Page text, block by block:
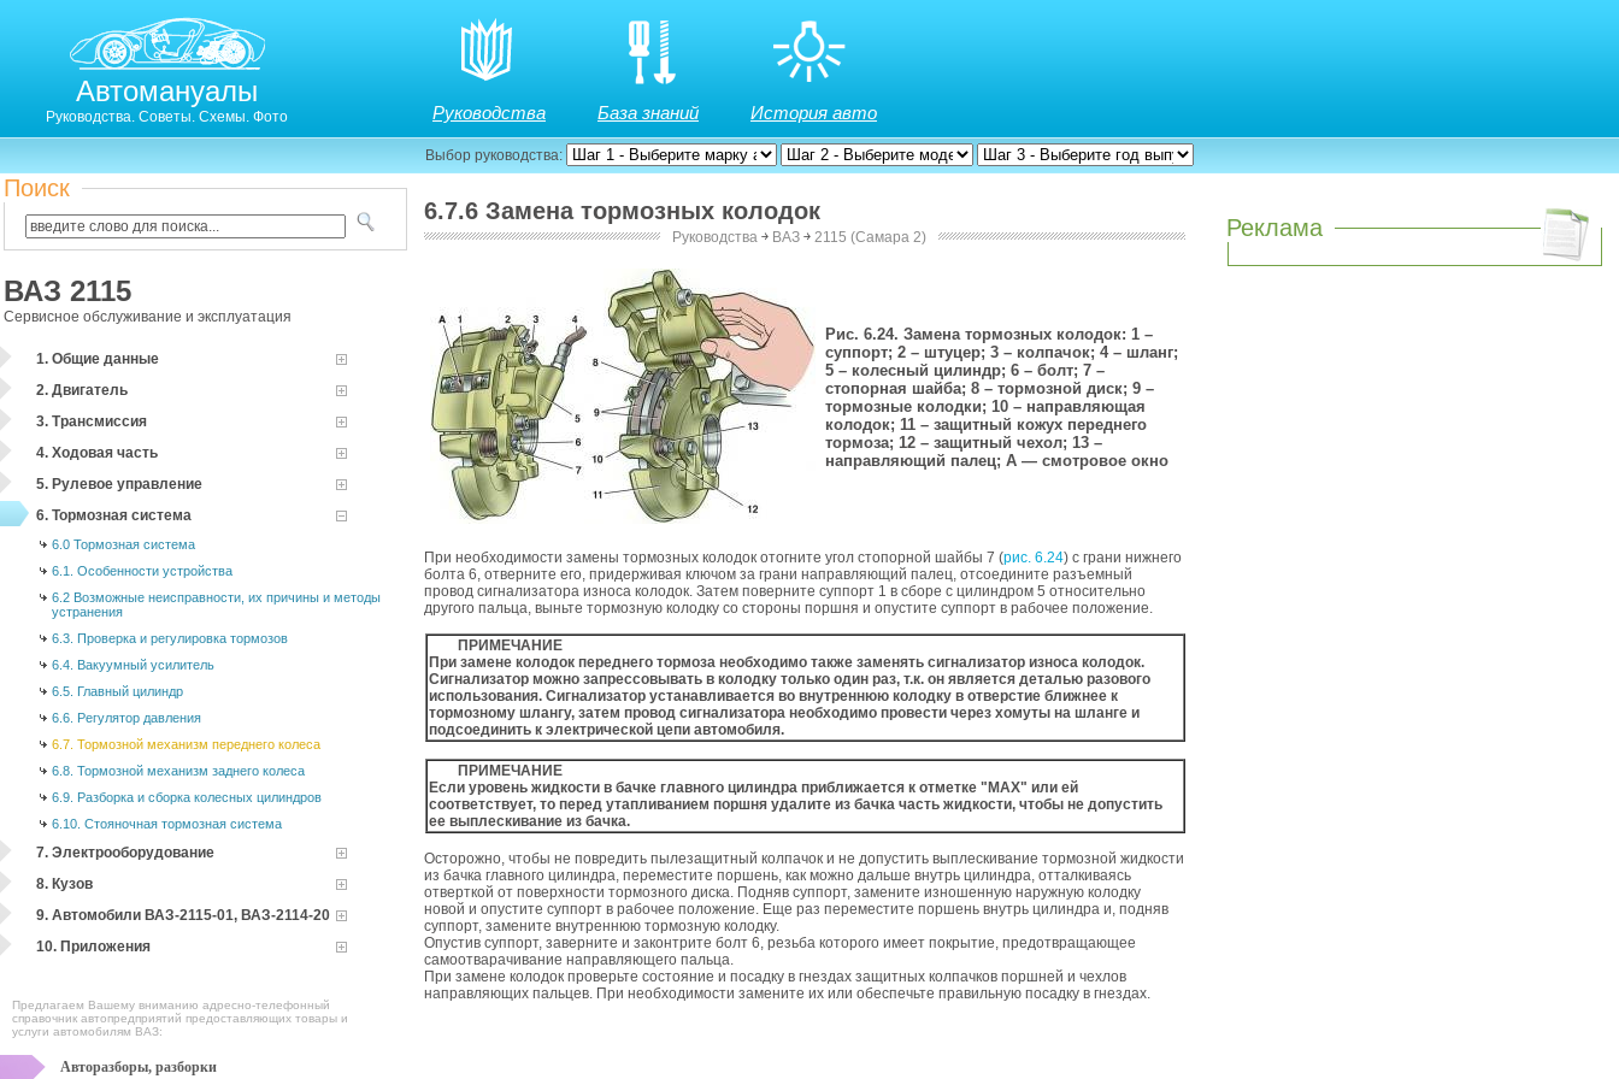
Автомануалы
Руководства. Советы. Схемы. Фото Руководства База знаний История авто
Выбор руководства:
Поиск
ВАЗ 2115
Сервисное обслуживание и эксплуатация
1. Общие данные
2. Двигатель
3. Трансмиссия
4. Ходовая часть
5. Рулевое управление
6. Тормозная система
6.0 Тормозная система
6.1. Особенности устройства
6.2 Возможные неисправности, их причины и методы
устранения
6.3. Проверка и регулировка тормозов
6.4. Вакуумный усилитель
6.5. Главный цилиндр
6.6. Регулятор давления
6.7. Тормозной механизм переднего колеса
6.8. Тормозной механизм заднего колеса
6.9. Разборка и сборка колесных цилиндров
6.10. Стояночная тормозная система
7. Электрооборудование
8. Кузов
9. Автомобили ВАЗ-2115-01, ВАЗ-2114-20
10. Приложения
Предлагаем Вашему вниманию адресно-телефонный
справочник автопредприятий предоставляющих товары и
услуги автомобилям ВАЗ:
Авторазборы, разборки
6.7.6 Замена тормозных колодок
Руководства ￫ ВАЗ ￫ 2115 (Самара 2)
Рис. 6.24. Замена тормозных колодок: 1 –
суппорт; 2 – штуцер; 3 – колпачок; 4 – шланг;
5 – колесный цилиндр; 6 – болт; 7 –
стопорная шайба; 8 – тормозной диск; 9 –
тормозные колодки; 10 – направляющая
колодок; 11 – защитный кожух переднего
тормоза; 12 – защитный чехол; 13 –
направляющий палец; А — смотровое окно
При необходимости замены тормозных колодок отогните угол стопорной шайбы 7 (рис. 6.24) с грани нижнего
болта 6, отверните его, придерживая ключом за грани направляющий палец, отсоедините разъемный
провод сигнализатора износа колодок. Затем поверните суппорт 1 в сборе с цилиндром 5 относительно
другого пальца, выньте тормозную колодку со стороны поршня и опустите суппорт в рабочее положение.
ПРИМЕЧАНИЕ
При замене колодок переднего тормоза необходимо также заменять сигнализатор износа колодок.
Сигнализатор можно запрессовывать в колодку только один раз, т.к. он является деталью разового
использования. Сигнализатор устанавливается во внутреннюю колодку в отверстие ближнее к
тормозному шлангу, затем провод сигнализатора необходимо провести через хомуты на шланге и
подсоединить к электрической цепи автомобиля.
ПРИМЕЧАНИЕ
Если уровень жидкости в бачке главного цилиндра приближается к отметке "МАХ" или ей
соответствует, то перед утапливанием поршня удалите из бачка часть жидкости, чтобы не допустить
ее выплескивание из бачка.
Осторожно, чтобы не повредить пылезащитный колпачок и не допустить выплескивание тормозной жидкости
из бачка главного цилиндра, переместите поршень, как можно дальше внутрь цилиндра, отталкиваясь
отверткой от поверхности тормозного диска. Подняв суппорт, замените изношенную наружную колодку
новой и опустите суппорт в рабочее положение. Еще раз переместите поршень внутрь цилиндра и, подняв
суппорт, замените внутреннюю тормозную колодку.
Опустив суппорт, заверните и законтрите болт 6, резьба которого имеет покрытие, предотвращающее
самоотварачивание направляющего пальца.
При замене колодок проверьте состояние и посадку в гнездах защитных колпачков поршней и чехлов
направляющих пальцев. При необходимости замените их или обеспечьте правильную посадку в гнездах.
Реклама